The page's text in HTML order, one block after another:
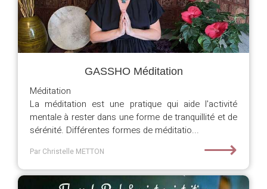
GASSHO Méditation
Méditation
La méditation est une pratique qui aide l'activité
mentale à rester dans une forme de tranquillité et de
sérénité. Différentes formes de méditatio...
Par Christelle METTON ⟶